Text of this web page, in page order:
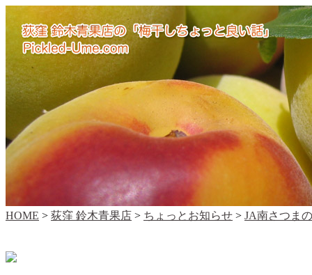
HOME > 荻窪 鈴木青果店 > ちょっとお知らせ > JA南さつま